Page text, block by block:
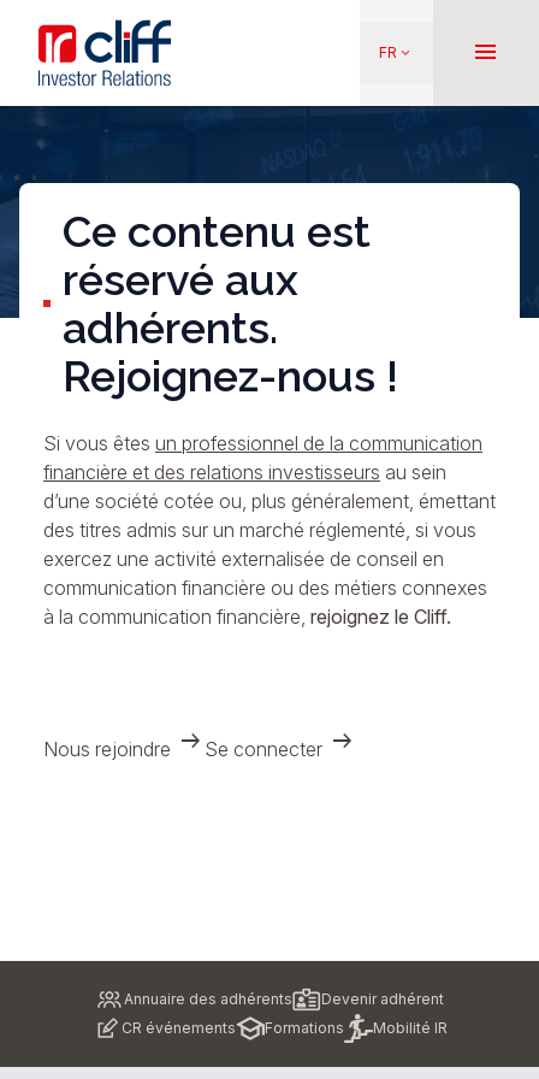
contenu
principal
Aller directement au contenu
FR keyboard_arrow_down menu
Ce contenu est
réservé aux
adhérents.
Rejoignez-nous !
Si vous êtes un professionnel de la communication
financière et des relations investisseurs au sein
d’une société cotée ou, plus généralement, émettant
des titres admis sur un marché réglementé, si vous
exercez une activité externalisée de conseil en
communication financière ou des métiers connexes
à la communication financière, rejoignez le Cliff.
Nous rejoindre arrow_right_alt Se connecter arrow_right_alt
Annuaire des adhérents
Devenir adhérent
CR événements
Formations Mobilité IR